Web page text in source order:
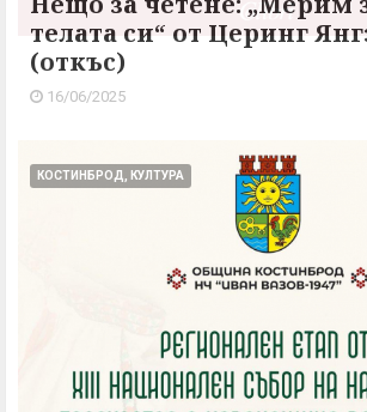
телата си“ от Церинг
(откъс)
16/06/2025
КОСТИНБРОД, КУЛТУРА